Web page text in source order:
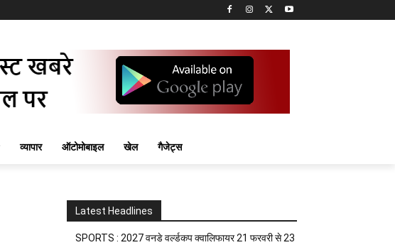
व्यापार ऑटोमोबाइल खेल गैजेट्स
Latest Headlines
SPORTS : 2027 वनडे वर्ल्डकप क्वालिफायर 21 फरवरी से 23